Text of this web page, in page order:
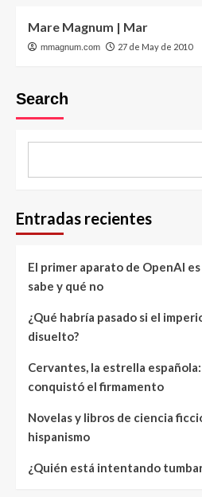
Mare Magnum | Mar
mmagnum.com 27 de May de 2010
Search
Entradas recientes
El primer aparato de OpenAI
sabe y qué no
¿Qué habría pasado si el
disuelto?
Cervantes, la estrella
conquistó el firmamento
Novelas y libros de ciencia
hispanismo
¿Quién está intentando